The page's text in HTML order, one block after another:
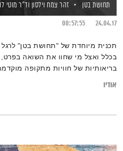
תחושת בטן
זהר צמח וילסון וד"ר מוטי
24.04.17
00:57:55
תכנית מיוחדת של "תחושת בטן"
בכלל ואצל מי שחוו את השואה בפרט,
בריאותיות של חוויות מתקופה
אודיו